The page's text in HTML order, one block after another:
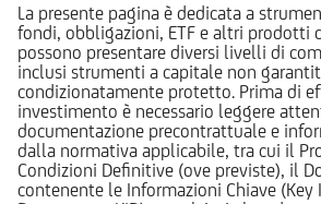
La presente pagina è dedicata a
fondi, obbligazioni, ETF e altri prodotti
possono presentare diversi livelli di
inclusi strumenti a capitale non
condizionatamente protetto. Prima di
investimento è necessario leggere
documentazione precontrattuale e
dalla normativa applicabile, tra cui il
Condizioni Definitive (ove previste), il
contenente le Informazioni Chiave